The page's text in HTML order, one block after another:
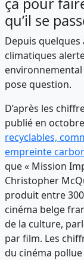
qu’il se
Depuis quelques
climatiques
pose question.
D’après les
publié en
recyclables,
empreinte
que « Mission
Christopher
produit entre
cinéma belge
de la culture,
par film. Les
du cinéma